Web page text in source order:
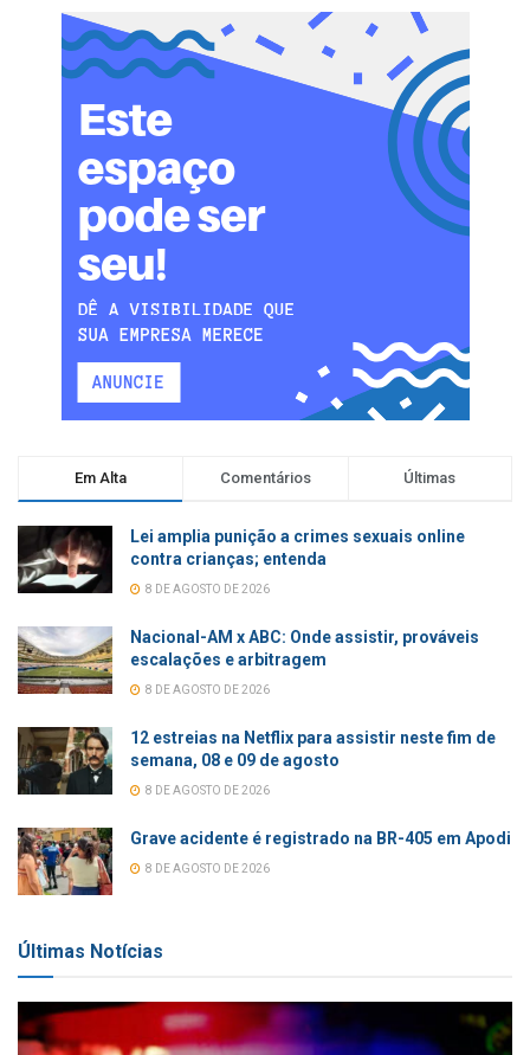
Em Alta Comentários Últimas
Lei amplia punição a crimes sexuais online
contra crianças; entenda
8 DE AGOSTO DE 2026
Nacional-AM x ABC: Onde assistir, prováveis
escalações e arbitragem
8 DE AGOSTO DE 2026
12 estreias na Netflix para assistir neste fim de
semana, 08 e 09 de agosto
8 DE AGOSTO DE 2026
Grave acidente é registrado na BR-405 em Apodi
8 DE AGOSTO DE 2026
Últimas Notícias